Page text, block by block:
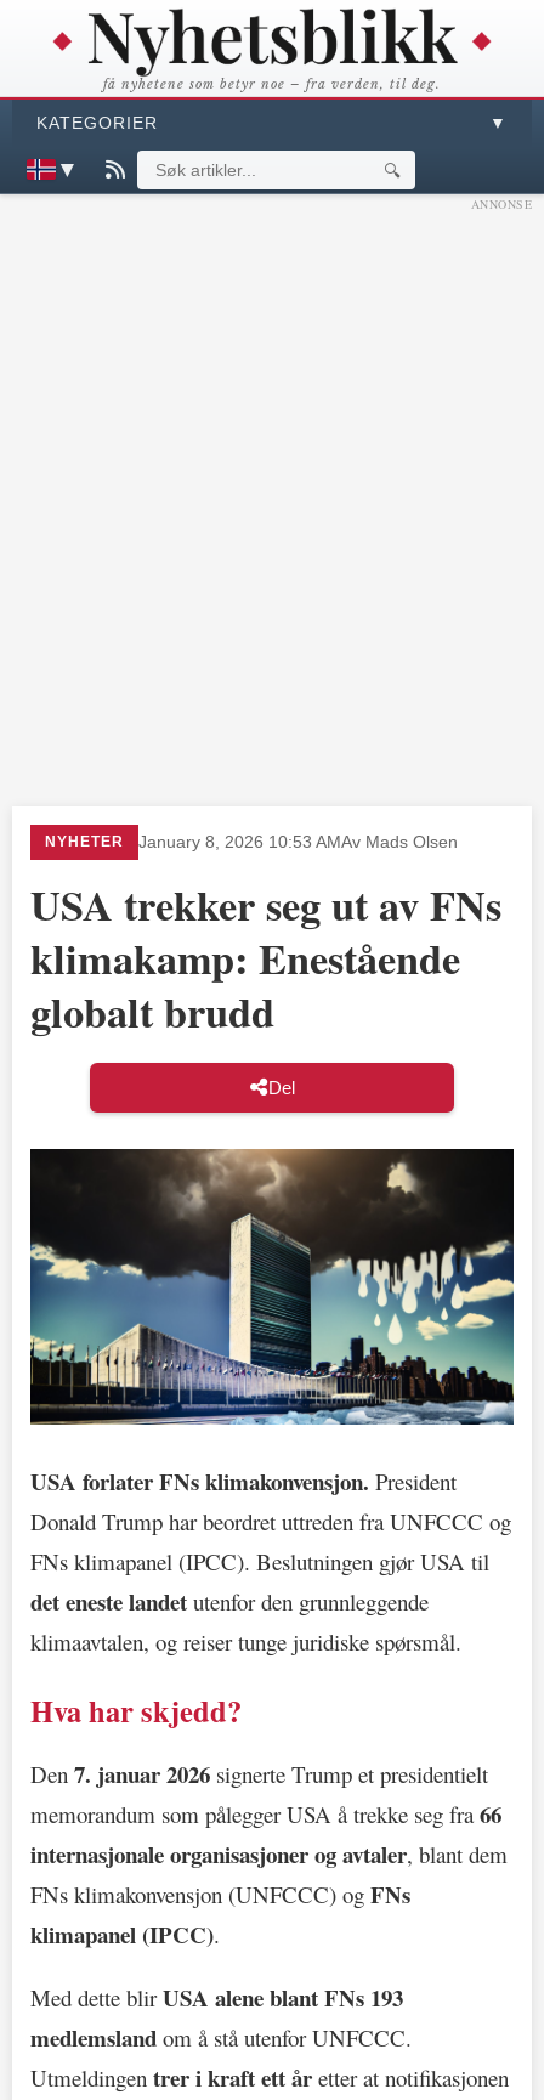
få nyhetene som betyr noe – fra verden, til deg.
KATEGORIER ▼
▼ 🔍
ANNONSE
NYHETER January 8, 2026 10:53 AMAv Mads Olsen
USA trekker seg ut av FNs
klimakamp: Enestående
globalt brudd
Del
USA forlater FNs klimakonvensjon. President
Donald Trump har beordret uttreden fra UNFCCC og
FNs klimapanel (IPCC). Beslutningen gjør USA til
det eneste landet utenfor den grunnleggende
klimaavtalen, og reiser tunge juridiske spørsmål.
Hva har skjedd?
Den 7. januar 2026 signerte Trump et presidentielt
memorandum som pålegger USA å trekke seg fra66
internasjonale organisasjoner og avtaler, blant dem
FNs klimakonvensjon (UNFCCC) og FNs
klimapanel (IPCC).
Med dette blirUSA alene blant FNs 193
medlemsland om å stå utenfor UNFCCC.
Utmeldingen trer i kraft ett år etter at notifikasjonen